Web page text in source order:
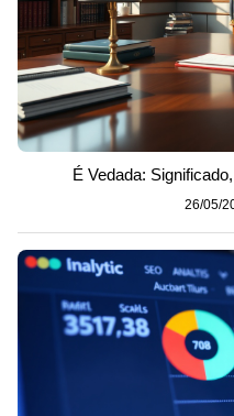
É Vedada:
26/05/